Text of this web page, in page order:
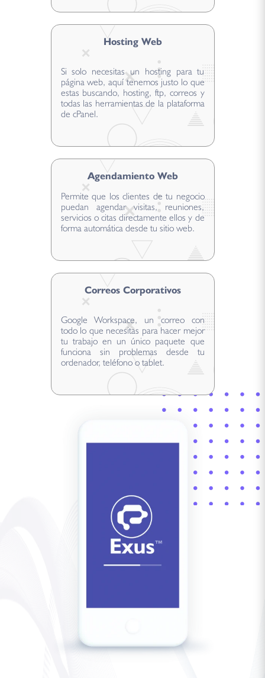
Hosting Web
Si solo necesitas un hosting para tu
página web, aquí tenemos justo lo que
estas buscando, hosting, ftp, correos y
todas las herramientas de la plataforma
de cPanel.
Agendamiento Web
Permite que los clientes de tu negocio
puedan agendar visitas, reuniones,
servicios o citas directamente ellos y de
forma automática desde tu sitio web.
Correos Corporativos
Google Workspace, un correo con
todo lo que necesitas para hacer mejor
tu trabajo en un único paquete que
funciona sin problemas desde tu
ordenador, teléfono o tablet.